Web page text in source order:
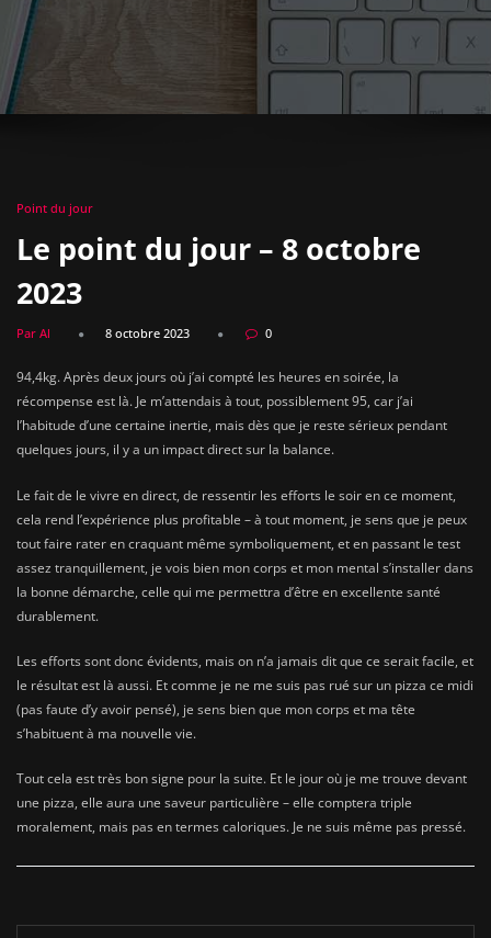
Point du jour
Le point du jour – 8 octobre
2023
Par Al 8 octobre 2023 0
94,4kg. Après deux jours où j’ai compté les heures en soirée, la
récompense est là. Je m’attendais à tout, possiblement 95, car j’ai
l’habitude d’une certaine inertie, mais dès que je reste sérieux pendant
quelques jours, il y a un impact direct sur la balance.
Le fait de le vivre en direct, de ressentir les efforts le soir en ce moment,
cela rend l’expérience plus profitable – à tout moment, je sens que je peux
tout faire rater en craquant même symboliquement, et en passant le test
assez tranquillement, je vois bien mon corps et mon mental s’installer dans
la bonne démarche, celle qui me permettra d’être en excellente santé
durablement.
Les efforts sont donc évidents, mais on n’a jamais dit que ce serait facile, et
le résultat est là aussi. Et comme je ne me suis pas rué sur un pizza ce midi
(pas faute d’y avoir pensé), je sens bien que mon corps et ma tête
s’habituent à ma nouvelle vie.
Tout cela est très bon signe pour la suite. Et le jour où je me trouve devant
une pizza, elle aura une saveur particulière – elle comptera triple
moralement, mais pas en termes caloriques. Je ne suis même pas pressé.